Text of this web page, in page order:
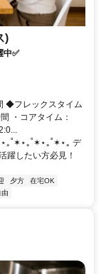
)
中✅
◆フレックスタイム
・コアタイム：
｡˚✶⋆｡˚✶⋆｡˚✶⋆｡ デ
躍したい方必見！
夕方
在宅OK
由